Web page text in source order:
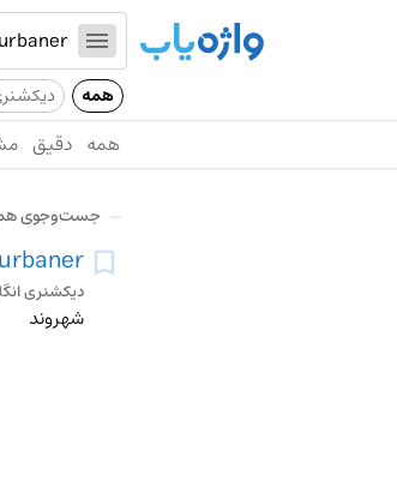
همه
همه دقیق
جست‌وجوی
urbaner
دیکشنری
شهروند